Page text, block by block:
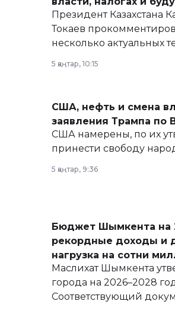
Президент Казахстана
Токаев
несколько актуальных
армии, экономики и
5 қаңтар, 10:15
США, нефть и смена
заявления Трампа по
США намерены, по их
принести свободу
5 қаңтар, 9:36
Бюджет Шымкента на
рекордные доходы и
нагрузка на сотни
Маслихат Шымкента
города на 2026–2028
Соответствующий